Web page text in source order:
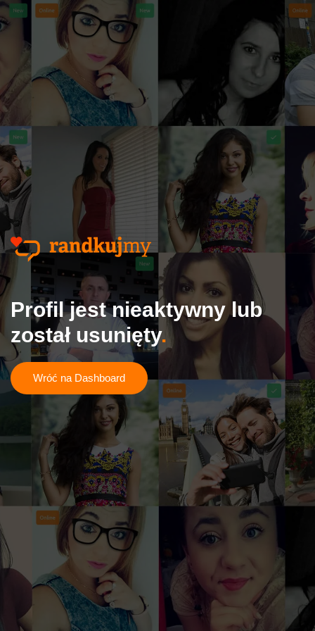
Profil jest nieaktywny lub
został usunięty
Wróć na Dashboard